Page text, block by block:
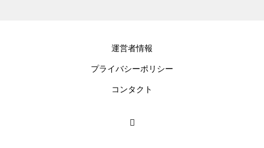
運営者情報
プライバシーポリシー
コンタクト